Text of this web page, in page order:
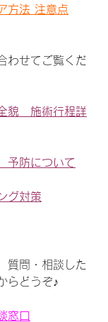
方法 注意点
わせてご覧くだ
貌　施術行程詳
予防について
グ対策
質問・相談した
らどうぞ♪
窓口